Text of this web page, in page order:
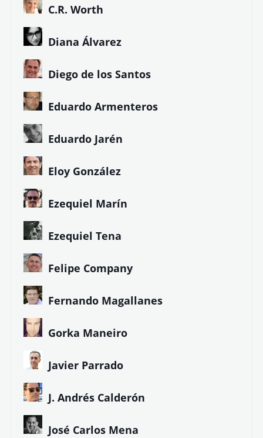
C.R. Worth
Diana Álvarez
Diego de los Santos
Eduardo Armenteros
Eduardo Jarén
Eloy González
Ezequiel Marín
Ezequiel Tena
Felipe Company
Fernando Magallanes
Gorka Maneiro
Javier Parrado
J. Andrés Calderón
José Carlos Mena